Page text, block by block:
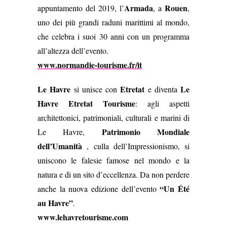
appuntamento del 2019, l’Armada, a Rouen,
uno dei più grandi raduni marittimi al mondo,
che celebra i suoi 30 anni con un programma
all’altezza dell’evento.
www.normandie-tourisme.fr/it
Le Havre si unisce conEtretate diventa Le
Havre Etretat Tourisme: agli aspetti
architettonici, patrimoniali, culturali e marini di
Le Havre, Patrimonio Mondiale
dell’Umanità , culla dell’Impressionismo, si
uniscono le falesie famose nel mondo e la
natura e di un sito d’eccellenza. Da non perdere
anche la nuova edizione dell’evento“Un Été
au Havre”.
www.lehavretourisme.com